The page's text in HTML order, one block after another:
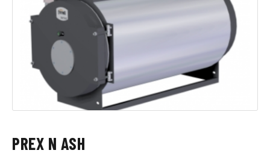
PREX N ASH